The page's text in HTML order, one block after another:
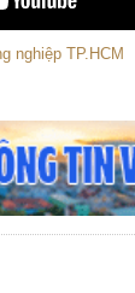
nghiệp TP.HCM